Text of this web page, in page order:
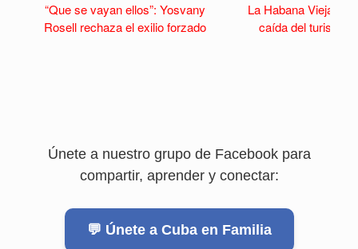
“Que se vayan ellos”: Yosvany
Rosell rechaza el exilio forzado
La Habana Vieja se
caída del turismo
Únete a nuestro grupo de Facebook para
compartir, aprender y conectar:
💬 Únete a Cuba en Familia